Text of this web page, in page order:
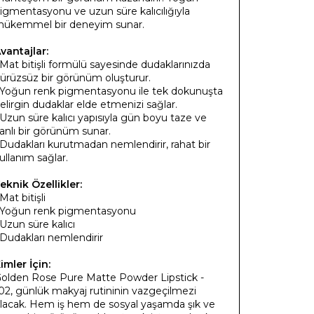
ve uzun süre kalıcılığıyla
bir deneyim sunar.
Mat bitişli formülü sayesinde dudaklarınızda
bir görünüm oluşturur.
Yoğun renk pigmentasyonu ile tek dokunuşta
dudaklar elde etmenizi sağlar.
Uzun süre kalıcı yapısıyla gün boyu taze ve
bir görünüm sunar.
Dudakları kurutmadan nemlendirir, rahat bir
sağlar.
Özellikler:
Mat bitişli
Yoğun renk pigmentasyonu
Uzun süre kalıcı
Dudakları nemlendirir
İçin:
Rose Pure Matte Powder Lipstick -
günlük makyaj rutininin vazgeçilmezi
Hem iş hem de sosyal yaşamda şık ve